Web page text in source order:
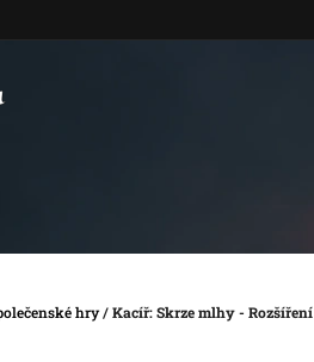
hry/Kacíř: Skrze mlhy - Rozšíření